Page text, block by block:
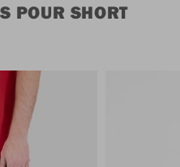
POUR SHORT